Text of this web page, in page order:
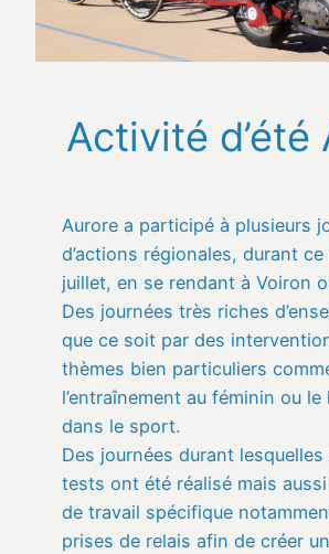
Activité d’été
Aurore a participé à plusieurs
d’actions régionales, durant
juillet, en se rendant à Voiron
Des journées très riches
que ce soit par des
thèmes bien particuliers
l’entraînement au féminin ou le
dans le sport.
Des journées durant
tests ont été réalisé mais
de travail spécifique
prises de relais afin de créer